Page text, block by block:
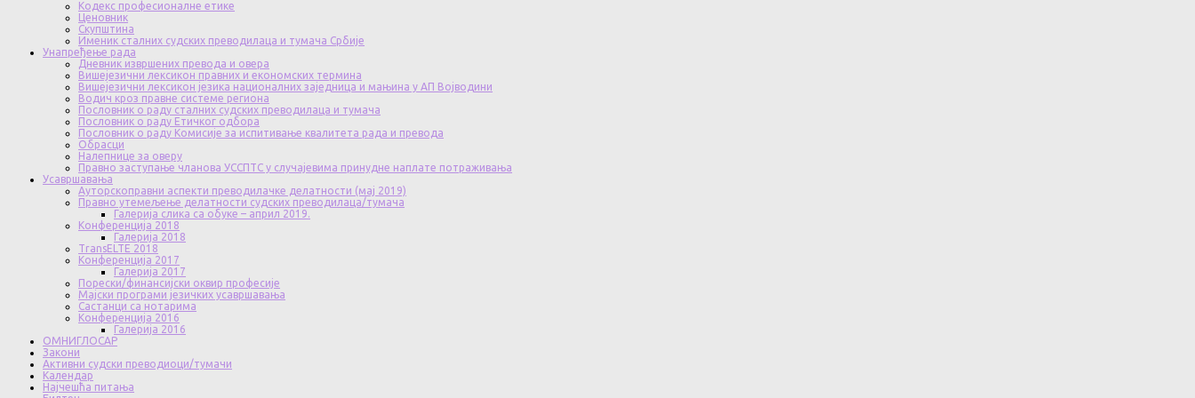
Кодекс професионалне етике
Ценовник
Скупштина
Именик сталних судских преводилаца и тумача Србије
Унапређење рада
Дневник извршених превода и овера
Вишејезични лексикон правних и економских термина
Вишејезични лексикон језика националних заједница и мањина у АП Војводини
Водич кроз правне системе региона
Пословник о раду сталних судских преводилаца и тумача
Пословник о раду Етичког одбора
Пословник о раду Комисије за испитивање квалитета рада и превода
Обрасци
Налепнице за оверу
Правно заступање чланова УССПТС у случајевима принудне наплате потраживања
Усавршавања
Ауторскоправни аспекти преводилачке делатности (мај 2019)
Правно утемељење делатности судских преводилаца/тумача
Галерија слика са обуке – април 2019.
Конференција 2018
Галерија 2018
TransELTE 2018
Конференција 2017
Галерија 2017
Порески/финансијски оквир професије
Мајски програми језичких усавршавања
Састанци са нотарима
Конференција 2016
Галерија 2016
ОМНИГЛОСАР
Закони
Активни судски преводиоци/тумачи
Календар
Најчешћа питања